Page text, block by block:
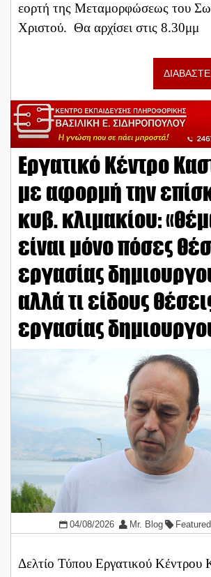
εορτή της Μεταμορφώσεως του
Χριστού. Θα αρχίσει στις 8.30μμ
Εργατικό Κέντρο
με αφορμή την
κυβ. κλιμακίου:
είναι μόνο πόσες
εργασίας
αλλά τι είδους
εργασίας
04/08/2026 Mr. Blog Featured
Δελτίο Τύπου Εργατικού Κέντρου